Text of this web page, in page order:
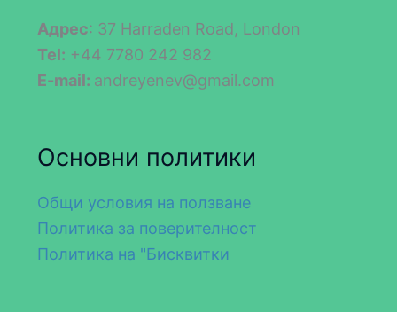
Адрес: 37 Harraden Road, London
Tel: +44 7780 242 982
E-mail: andreyenev@gmail.com
Основни политики
Общи условия на ползване
Политика за поверителност
Политика на "Бисквитки